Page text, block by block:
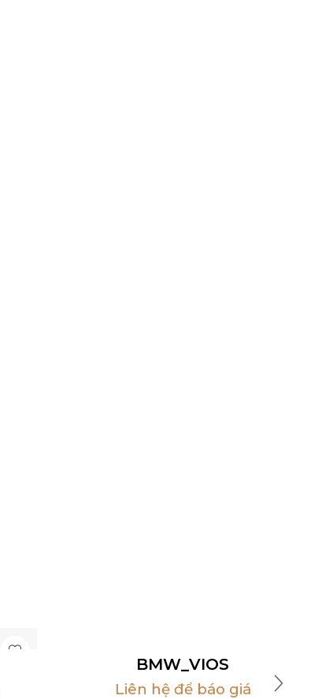
BMW_VIOS
Liên hệ để báo giá